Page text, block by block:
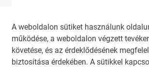
A weboldalon sütiket használunk
működése, a weboldalon végzett
követése, és az érdeklődésének
biztosítása érdekében. A sütikkel
látni, látogassa meg a
oldalát!